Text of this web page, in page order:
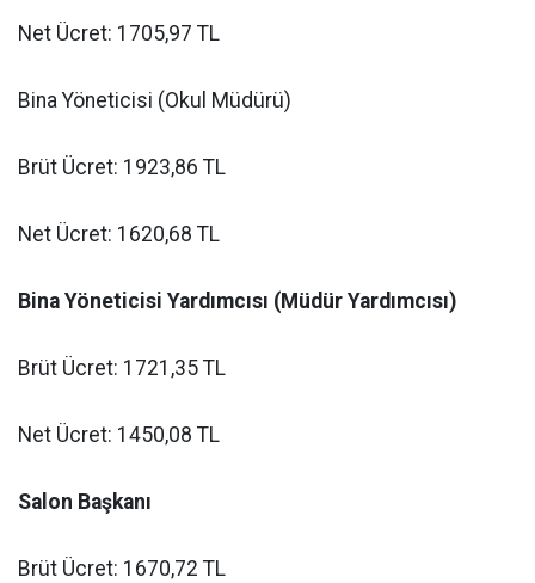
Net Ücret: 1705,97 TL
Bina Yöneticisi (Okul Müdürü)
Brüt Ücret: 1923,86 TL
Net Ücret: 1620,68 TL
Bina Yöneticisi Yardımcısı (Müdür Yardımcısı)
Brüt Ücret: 1721,35 TL
Net Ücret: 1450,08 TL
Salon Başkanı
Brüt Ücret: 1670,72 TL